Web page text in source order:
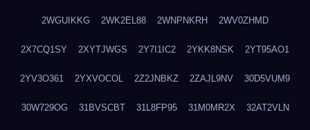
2WGUIKKG 2WK2EL88 2WNPNKRH 2WV0ZHMD
2X7CQ1SY 2XYTJWGS 2Y7I1IC2 2YKK8NSK 2YT95AO1
2YV3O361 2YXVOCOL 2Z2JNBKZ 2ZAJL9NV 30D5VUM9
30W729OG 31BVSCBT 31L8FP95 31M0MR2X 32AT2VLN